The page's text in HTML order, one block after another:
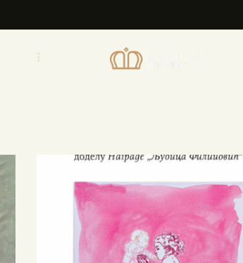
О МУЗЕЈУ
ЗБИРКЕ
ВЕСТИ
ИЗЛОЖБЕ